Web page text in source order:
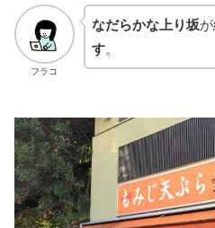
フラコ
なだらかな上り坂が
す。